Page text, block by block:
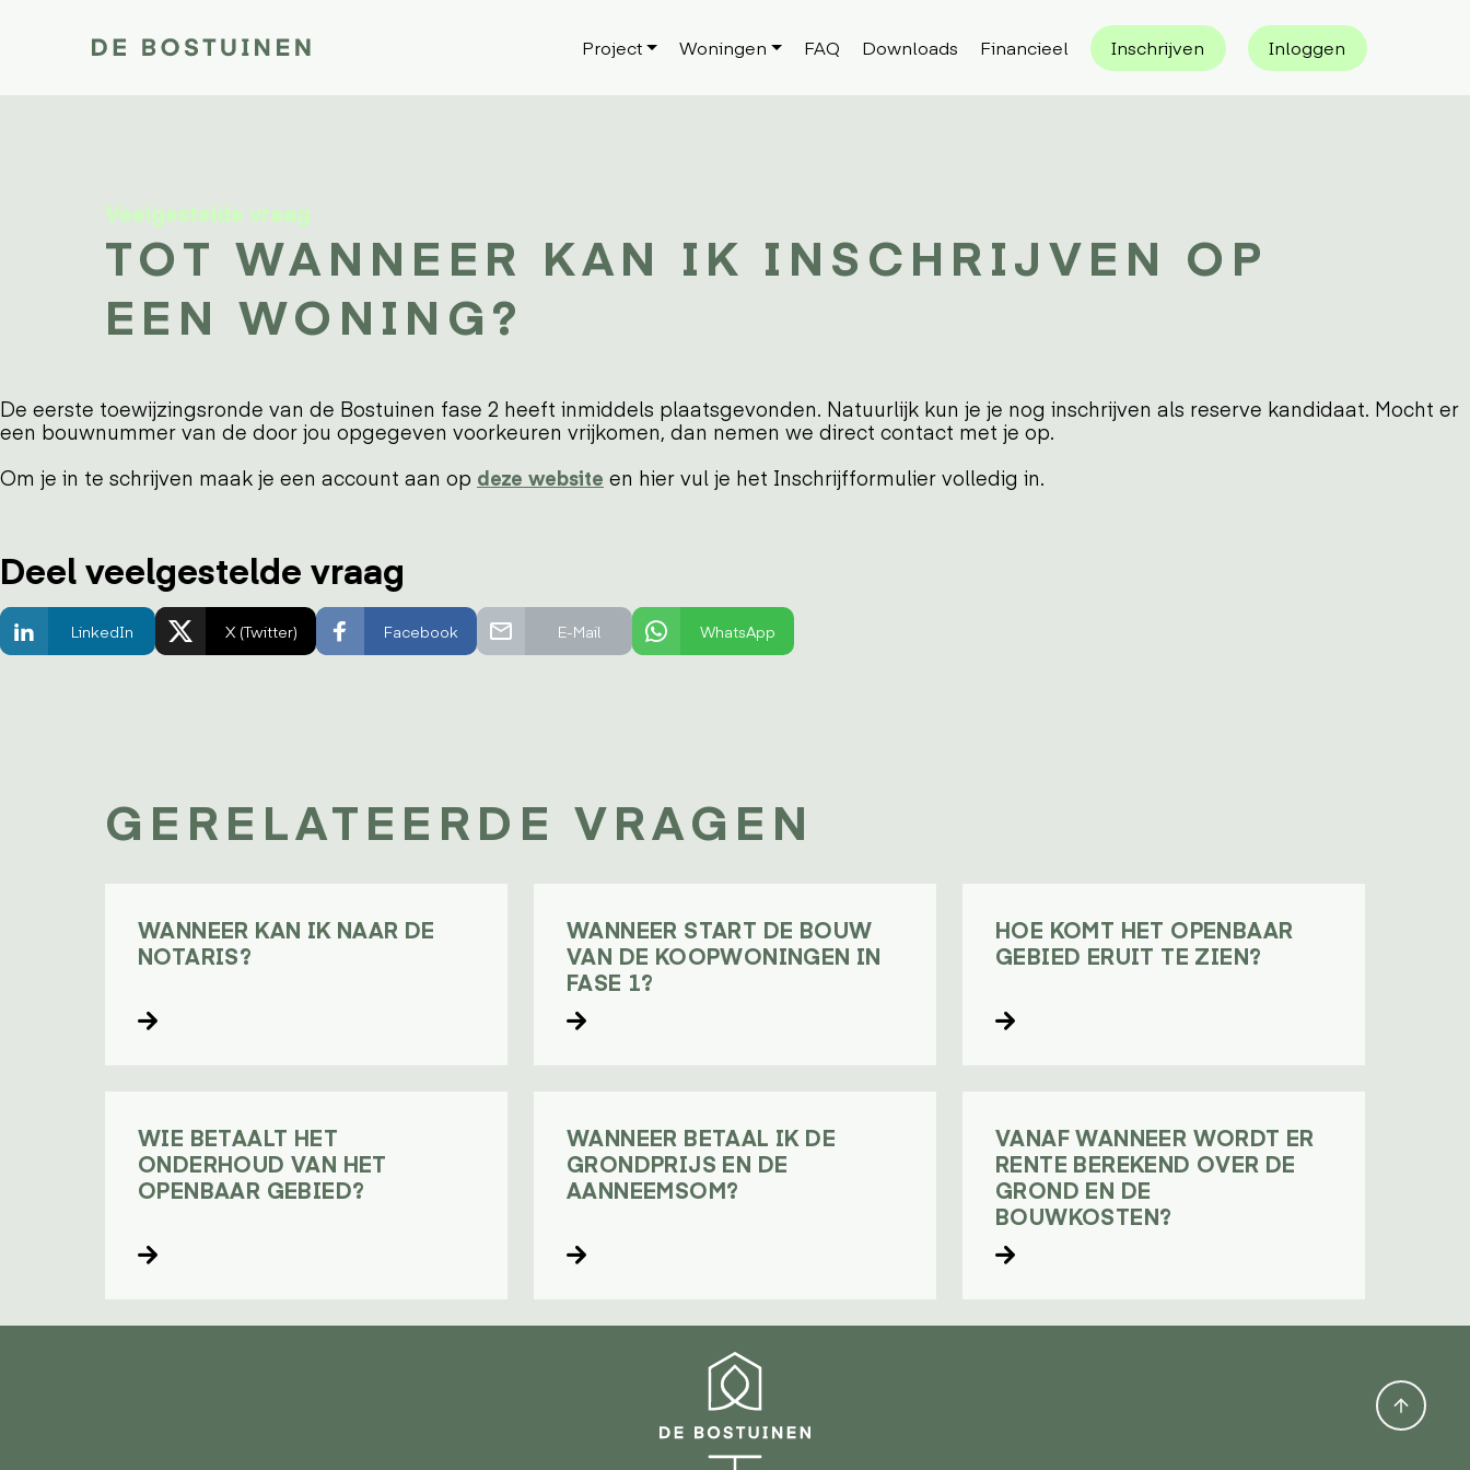
Project Woningen FAQ Downloads Financieel Inschrijven Inloggen
Veelgestelde vraag
TOT WANNEER KAN IK INSCHRIJVEN OP
EEN WONING?
De eerste toewijzingsronde van de Bostuinen fase 2 heeft inmiddels plaatsgevonden. Natuurlijk kun je je nog inschrijven als reserve kandidaat. Mocht er
een bouwnummer van de door jou opgegeven voorkeuren vrijkomen, dan nemen we direct contact met je op.
Om je in te schrijven maak je een account aan op deze website en hier vul je het Inschrijfformulier volledig in.
Deel veelgestelde vraag
LinkedIn X (Twitter) Facebook E-Mail WhatsApp
GERELATEERDE VRAGEN
WANNEER KAN IK NAAR DE
NOTARIS?
Lees verder
WANNEER START DE BOUW
VAN DE KOOPWONINGEN IN
FASE 1?
Lees verder
HOE KOMT HET OPENBAAR
GEBIED ERUIT TE ZIEN?
Lees verder
WIE BETAALT HET
ONDERHOUD VAN HET
OPENBAAR GEBIED?
Lees verder
WANNEER BETAAL IK DE
GRONDPRIJS EN DE
AANNEEMSOM?
Lees verder
VANAF WANNEER WORDT ER
RENTE BEREKEND OVER DE
GROND EN DE
BOUWKOSTEN?
Lees verder